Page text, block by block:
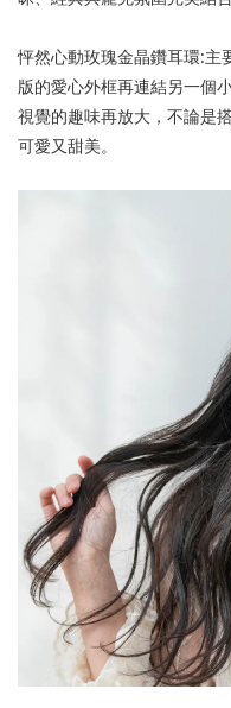
怦然心動玫瑰金晶鑽耳環:主
版的愛心外框再連結另一個
視覺的趣味再放大，不論是
可愛又甜美。